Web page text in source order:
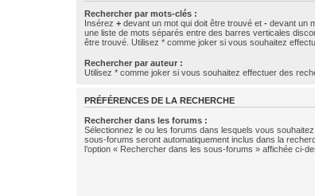
Rechercher par mots-clés :
Insérez + devant un mot qui doit être trouvé et - devant un
une liste de mots séparés entre des barres verticales
être trouvé. Utilisez * comme joker si vous souhaitez
Rechercher par auteur :
Utilisez * comme joker si vous souhaitez effectuer des
PRÉFÉRENCES DE LA RECHERCHE
Rechercher dans les forums :
Sélectionnez le ou les forums dans lesquels vous
sous-forums seront automatiquement inclus dans la
l’option « Rechercher dans les sous-forums » affichée ci-